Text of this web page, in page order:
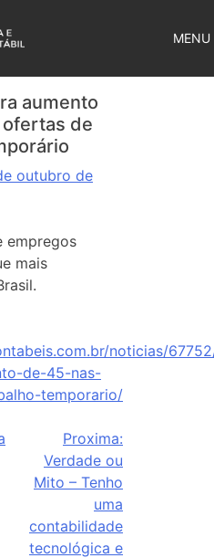
MENU
aumento
ofertas de
outubro de
empregos
mais
noticias/
de-45-nas-
temporario/
Proxima:
Verdade ou
Mito – Tenho
uma
contabilidade
tecnológica e